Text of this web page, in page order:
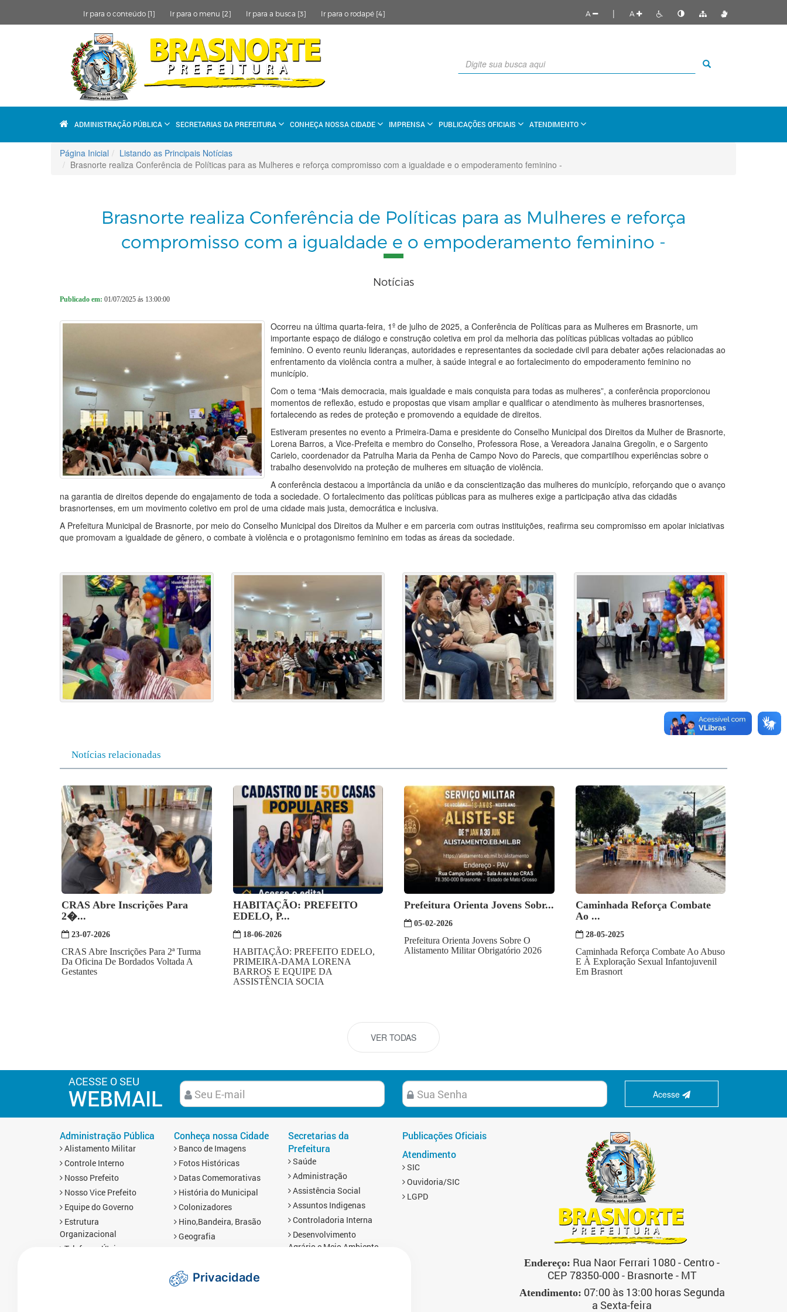
Ir para o conteúdo [1] Ir para o menu [2] Ir para a busca [3] Ir para o rodapé [4] A | A
ADMINISTRAÇÃO PÚBLICA SECRETARIAS DA PREFEITURA CONHEÇA NOSSA CIDADE IMPRENSA PUBLICAÇÕES OFICIAIS ATENDIMENTO
Página Inicial
Listando as Principais Notícias
Brasnorte realiza Conferência de Políticas para as Mulheres e reforça compromisso com a igualdade e o empoderamento feminino -
Brasnorte realiza Conferência de Políticas para as Mulheres e reforça
compromisso com a igualdade e o empoderamento feminino -
Notícias
Publicado em: 01/07/2025 ás 13:00:00
Ocorreu na última quarta-feira, 1º de julho de 2025, a Conferência de Políticas para as Mulheres em Brasnorte, um
importante espaço de diálogo e construção coletiva em prol da melhoria das políticas públicas voltadas ao público
feminino. O evento reuniu lideranças, autoridades e representantes da sociedade civil para debater ações relacionadas ao
enfrentamento da violência contra a mulher, à saúde integral e ao fortalecimento do empoderamento feminino no
município.
Com o tema “Mais democracia, mais igualdade e mais conquista para todas as mulheres”, a conferência proporcionou
momentos de reflexão, estudo e propostas que visam ampliar e qualificar o atendimento às mulheres brasnortenses,
fortalecendo as redes de proteção e promovendo a equidade de direitos.
Estiveram presentes no evento a Primeira-Dama e presidente do Conselho Municipal dos Direitos da Mulher de Brasnorte,
Lorena Barros, a Vice-Prefeita e membro do Conselho, Professora Rose, a Vereadora Janaina Gregolin, e o Sargento
Carielo, coordenador da Patrulha Maria da Penha de Campo Novo do Parecis, que compartilhou experiências sobre o
trabalho desenvolvido na proteção de mulheres em situação de violência.
A conferência destacou a importância da união e da conscientização das mulheres do município, reforçando que o avanço
na garantia de direitos depende do engajamento de toda a sociedade. O fortalecimento das políticas públicas para as mulheres exige a participação ativa das cidadãs
brasnortenses, em um movimento coletivo em prol de uma cidade mais justa, democrática e inclusiva.
A Prefeitura Municipal de Brasnorte, por meio do Conselho Municipal dos Direitos da Mulher e em parceria com outras instituições, reafirma seu compromisso em apoiar iniciativas
que promovam a igualdade de gênero, o combate à violência e o protagonismo feminino em todas as áreas da sociedade.
Voltar
Notícias relacionadas
CRAS Abre Inscrições Para
2�...
23-07-2026
CRAS Abre Inscrições Para 2ª Turma
Da Oficina De Bordados Voltada A
Gestantes
HABITAÇÃO: PREFEITO
EDELO, P...
18-06-2026
HABITAÇÃO: PREFEITO EDELO,
PRIMEIRA-DAMA LORENA
BARROS E EQUIPE DA
ASSISTÊNCIA SOCIA
Prefeitura Orienta Jovens Sobr...
05-02-2026
Prefeitura Orienta Jovens Sobre O
Alistamento Militar Obrigatório 2026
Caminhada Reforça Combate
Ao ...
28-05-2025
Caminhada Reforça Combate Ao Abuso
E À Exploração Sexual Infantojuvenil
Em Brasnort
VER TODAS
ACESSE O SEU
WEBMAIL Acesse
Administração Pública
Alistamento Militar
Controle Interno
Nosso Prefeito
Nosso Vice Prefeito
Equipe do Governo
Estrutura
Organizacional
Telefones Úteis
Conheça nossa Cidade
Banco de Imagens
Fotos Históricas
Datas Comemorativas
História do Municipal
Colonizadores
Hino,Bandeira, Brasão
Geografia
Redes Sociais
Secretarias da
Prefeitura
Saúde
Administração
Assistência Social
Assuntos Indigenas
Controladoria Interna
Desenvolvimento
Agrário e Meio Ambiente
Publicações Oficiais
Atendimento
SIC
Ouvidoria/SIC
LGPD
Endereço: Rua Naor Ferrari 1080 - Centro -
CEP 78350-000 - Brasnorte - MT
Atendimento: 07:00 às 13:00 horas Segunda
a Sexta-feira
Privacidade